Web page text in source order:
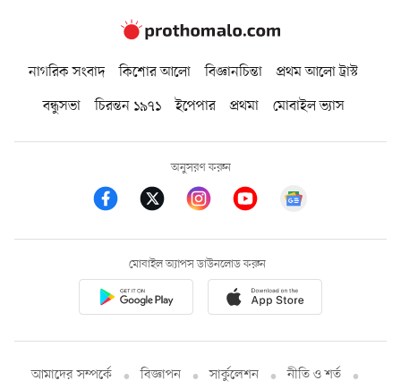
নাগরিক সংবাদ কিশোর আলো বিজ্ঞানচিন্তা
প্রথম আলো ট্রাস্ট
বন্ধুসভা
চিরন্তন ১৯৭১ ইপেপার প্রথমা মোবাইল ভ্যাস
অনুসরণ করুন
মোবাইল অ্যাপস ডাউনলোড করুন
আমাদের সম্পর্কে বিজ্ঞাপন সার্কুলেশন নীতি ও শর্ত